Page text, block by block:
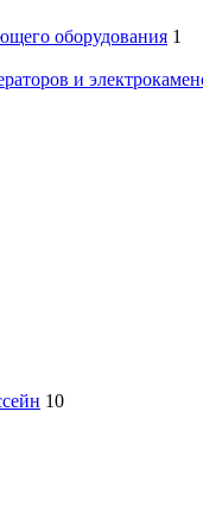
оборудования 1
и
10